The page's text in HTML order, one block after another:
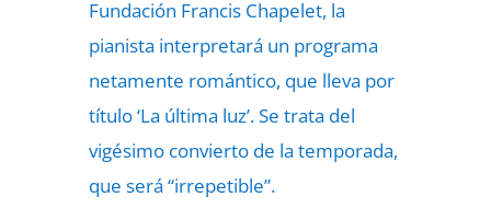
Fundación Francis Chapelet, la
pianista interpretará un programa
netamente romántico, que lleva por
título ‘La última luz’. Se trata del
vigésimo convierto de la temporada,
que será “irrepetible”.